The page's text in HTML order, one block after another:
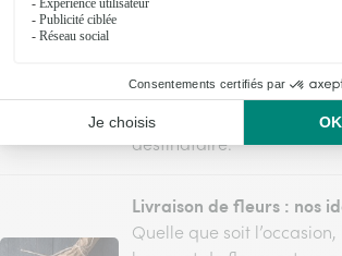
fleurs est souvent le
fleurs par un ou une
toujours son effet auprès
destinataire.
Livraison de fleurs : nos
Quelle que soit